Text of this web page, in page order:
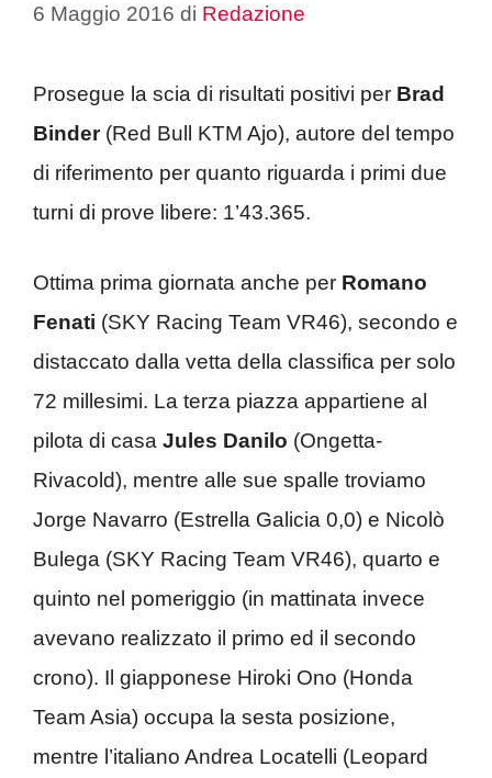
6 Maggio 2016 di Redazione
Prosegue la scia di risultati positivi per Brad
Binder(Red Bull KTM Ajo), autore del tempo
di riferimento per quanto riguarda i primi due
turni di prove libere: 1’43.365.
Ottima prima giornata anche per Romano
Fenati (SKY Racing Team VR46), secondo e
distaccato dalla vetta della classifica per solo
72 millesimi. La terza piazza appartiene al
pilota di casa Jules Danilo (Ongetta-
Rivacold), mentre alle sue spalle troviamo
Jorge Navarro (Estrella Galicia 0,0) e Nicolò
Bulega (SKY Racing Team VR46), quarto e
quinto nel pomeriggio (in mattinata invece
avevano realizzato il primo ed il secondo
crono). Il giapponese Hiroki Ono (Honda
Team Asia) occupa la sesta posizione,
mentre l’italiano Andrea Locatelli (Leopard